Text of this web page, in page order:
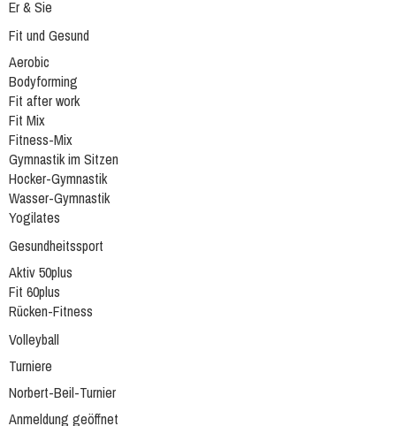
Er & Sie
Fit und Gesund
Aerobic
Bodyforming
Fit after work
Fit Mix
Fitness-Mix
Gymnastik im Sitzen
Hocker-Gymnastik
Wasser-Gymnastik
Yogilates
Gesundheitssport
Aktiv 50plus
Fit 60plus
Rücken-Fitness
Volleyball
Turniere
Norbert-Beil-Turnier
Anmeldung geöffnet